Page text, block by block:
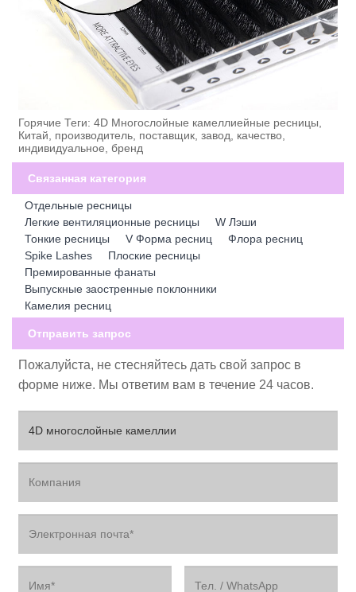
Горячие Теги: 4D Многослойные камеллиейные ресницы,
Китай, производитель, поставщик, завод, качество,
индивидуальное, бренд
Связанная категория
Отдельные ресницы
Легкие вентиляционные ресницы
W Лэши
Тонкие ресницы
V Форма ресниц
Флора ресниц
Spike Lashes
Плоские ресницы
Премированные фанаты
Выпускные заостренные поклонники
Камелия ресниц
Отправить запрос
Пожалуйста, не стесняйтесь дать свой запрос в
форме ниже. Мы ответим вам в течение 24 часов.